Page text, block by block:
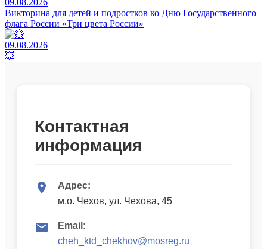
Викторина для детей и подростков ко Дню Государственного
флага России «Три цвета России»
09.08.2026
💥
Контактная
информация
Адрес:
м.о. Чехов, ул. Чехова, 45
Email:
cheh_ktd_chekhov@mosreg.ru